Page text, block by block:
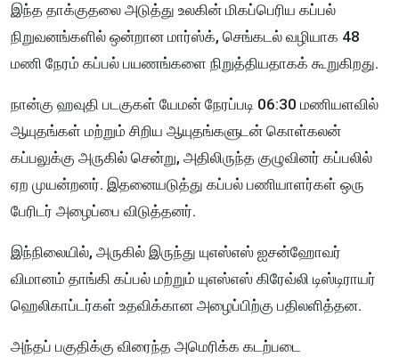
இந்த தாக்குதலை அடுத்து உலகின் மிகப்பெரிய கப்பல்
நிறுவனங்களில் ஒன்றான மார்ஸ்க், செங்கடல் வழியாக 48
மணி நேரம் கப்பல் பயணங்களை நிறுத்தியதாகக் கூறுகிறது.
நான்கு ஹவுதி படகுகள் யேமன் நேரப்படி 06:30 மணியளவில்
ஆயுதங்கள் மற்றும் சிறிய ஆயுதங்களுடன் கொள்கலன்
கப்பலுக்கு அருகில் சென்று, அதிலிருந்த குழுவினர் கப்பலில்
ஏற முயன்றனர். இதனையடுத்து கப்பல் பணியாளர்கள் ஒரு
பேரிடர் அழைப்பை விடுத்தனர்.
இந்நிலையில், அருகில் இருந்து யுஎஸ்எஸ் ஐசன்ஹோவர்
விமானம் தாங்கி கப்பல் மற்றும் யுஎஸ்எஸ் கிரேவ்லி டிஸ்டிராயர்
ஹெலிகாப்டர்கள் உதவிக்கான அழைப்பிற்கு பதிலளித்தன.
அந்தப் பகுதிக்கு விரைந்த அமெரிக்க கடற்படை